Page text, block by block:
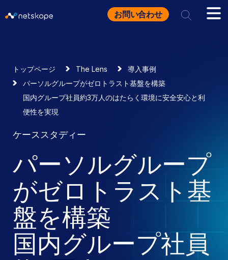
お問い合わせ
トップページ The Lens
導入事例
パーソルグループがゼロトラスト基盤を構築
国内グループ社員約3万人のはたらく環境に安全安心と利
便性を実現
ケーススタディー
パーソルグループ
がゼロトラスト基
盤を構築
国内グループ社員